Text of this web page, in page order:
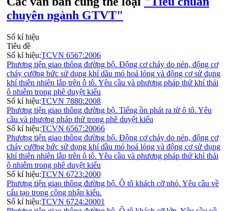
chuyên ngành GTVT"
Số kí hiệu
Tiêu đề
Số kí hiệu:TCVN 6567:2006
Phương tiện giao thông đường bộ. Động cơ cháy do nén, động cơ
cháy cưỡng bức sử dụng khí dầu mỏ hoá lỏng và động cơ sử dụng
khí thiên nhiên lắp trên ô tô. Yêu cầu và phương pháp thử khí thải
ô nhiễm trong phê duyệt kiểu
Số kí hiệu:TCVN 7880:2008
Phương tiện giao thông đường bộ. Tiếng ồn phát ra từ ô tô. Yêu
cầu và phương pháp thử trong phê duyệt kiểu
Số kí hiệu:TCVN 6567:20066
Phương tiện giao thông đường bộ. Động cơ cháy do nén, động cơ
cháy cưỡng bức sử dụng khí dầu mỏ hoá lỏng và động cơ sử dụng
khí thiên nhiên lắp trên ô tô. Yêu cầu và phương pháp thử khí thải
ô nhiễm trong phê duyệt kiểu
Số kí hiệu:TCVN 6723:2000
Phương tiện giao thông đường bộ. Ô tô khách cỡ nhỏ. Yêu cầu về
cấu tạo trong công nhận kiểu.
Số kí hiệu:TCVN 6724:20001